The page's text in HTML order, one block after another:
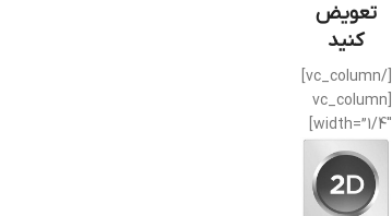
تعویض
کنید
[/vc_column]
[vc_column
width=”1/4″]